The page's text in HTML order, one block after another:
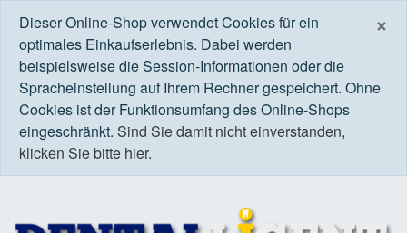
×
Dieser Online-Shop verwendet Cookies für ein
optimales Einkaufserlebnis. Dabei werden
beispielsweise die Session-Informationen oder die
Spracheinstellung auf Ihrem Rechner gespeichert. Ohne
Cookies ist der Funktionsumfang des Online-Shops
eingeschränkt. Sind Sie damit nicht einverstanden,
klicken Sie bitte hier.